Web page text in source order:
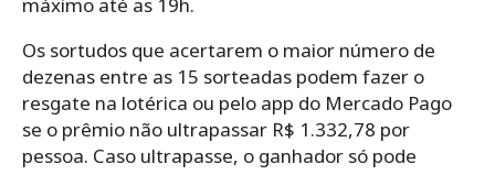
Os sortudos que acertarem o maior número de
dezenas entre as 15 sorteadas podem fazer o
resgate na lotérica ou pelo app do Mercado Pago
se o prêmio não ultrapassar R$ 1.332,78 por
pessoa. Caso ultrapasse, o ganhador só pode